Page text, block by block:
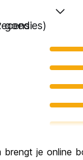
goed
brengt je online